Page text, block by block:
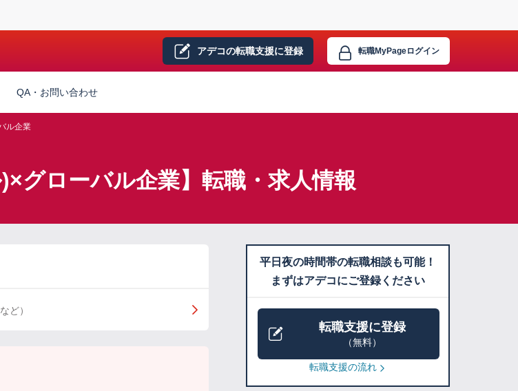
アデコの転職支援に登録 転職MyPageログイン
QA・お問い合わせ
ル企業
グローバル企業】転職・求人情報
ど）
平日夜の時間帯の転職相談も可能！
まずはアデコにご登録ください
転職支援に登録
（無料）
転職支援の流れ